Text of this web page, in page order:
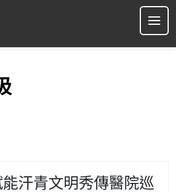
汗青文明秀傳醫院巡